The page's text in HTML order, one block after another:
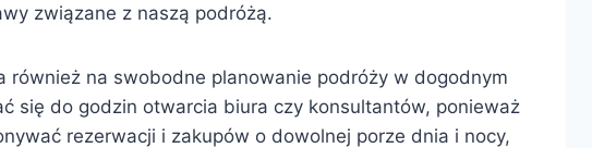
związane z naszą podróżą.
również na swobodne planowanie podróży w dogodnym
się do godzin otwarcia biura czy konsultantów, ponieważ
rezerwacji i zakupów o dowolnej porze dnia i nocy,